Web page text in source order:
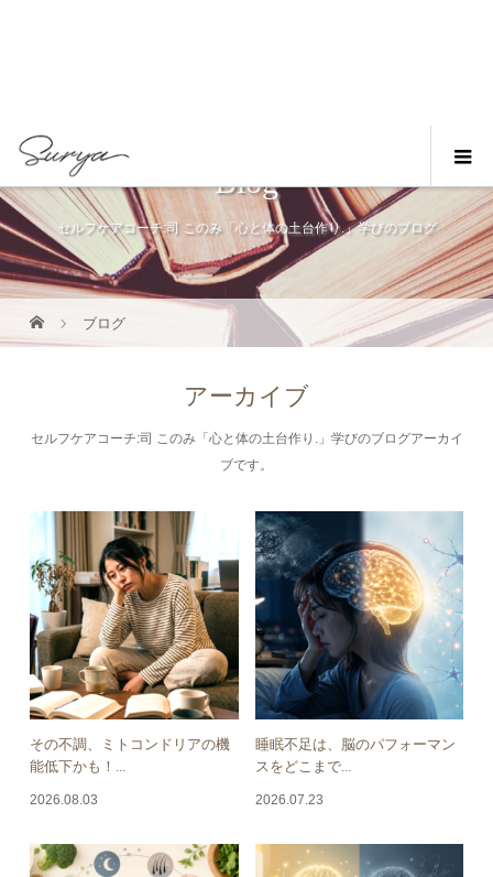
Blog
セルフケアコーチ:司 このみ「心と体の土台作り.」学びのブログ
ブログ
アーカイブ
セルフケアコーチ:司 このみ「心と体の土台作り.」学びのブログアーカイ
ブです。
その不調、ミトコンドリアの機
能低下かも！...
2026.08.03
睡眠不足は、脳のパフォーマン
スをどこまで...
2026.07.23